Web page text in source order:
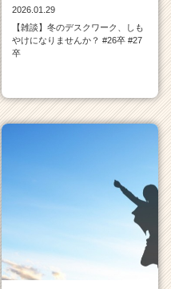
2026.01.29
【雑談】冬のデスクワーク、しも
やけになりませんか？ #26卒 #27
卒